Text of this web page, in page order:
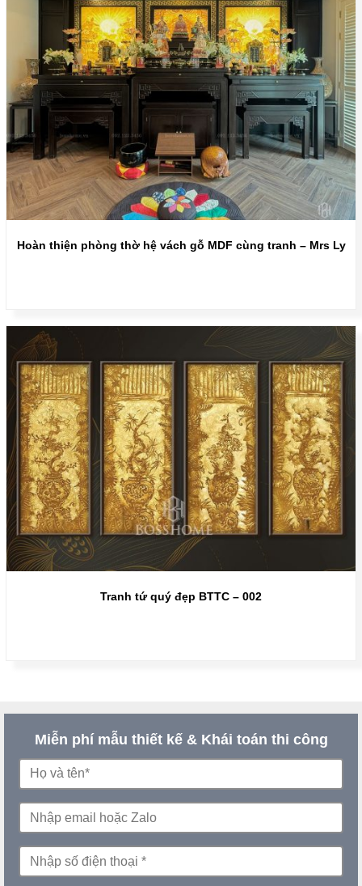
Hoàn thiện phòng thờ hệ vách gỗ MDF cùng tranh – Mrs Ly
Tranh tứ quý đẹp BTTC – 002
Miễn phí mẫu thiết kế & Khái toán thi công